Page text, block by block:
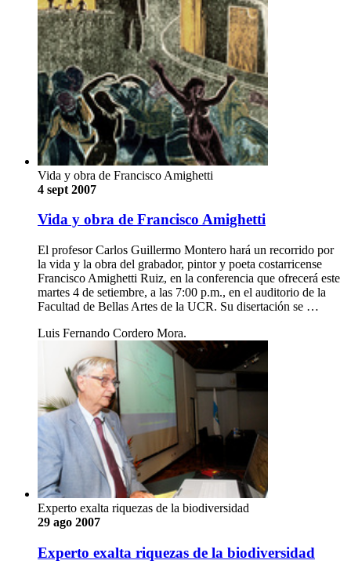
Vida y obra de Francisco Amighetti
4 sept 2007
Vida y obra de Francisco Amighetti
El profesor Carlos Guillermo Montero hará un recorrido por
la vida y la obra del grabador, pintor y poeta costarricense
Francisco Amighetti Ruiz, en la conferencia que ofrecerá este
martes 4 de setiembre, a las 7:00 p.m., en el auditorio de la
Facultad de Bellas Artes de la UCR. Su disertación se …
Luis Fernando Cordero Mora.
Experto exalta riquezas de la biodiversidad
29 ago 2007
Experto exalta riquezas de la biodiversidad